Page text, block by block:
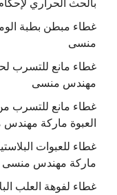
بالحث الحراري
غطاء مبطن بطبة
منسى
غطاء مانع للتسرب
مهندس منسى
غطاء مانع للتسرب من
العبوة ماركة مهندس
غطاء للعبوات
ماركة مهندس منسى
غطاء لفوهة العلب